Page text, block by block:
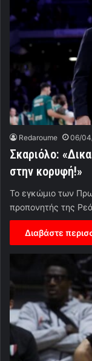
Redaroume 06/
Σκαριόλο:
στην κορυφή!»
Το εγκώμιο των
προπονητής της
Διαβάστε